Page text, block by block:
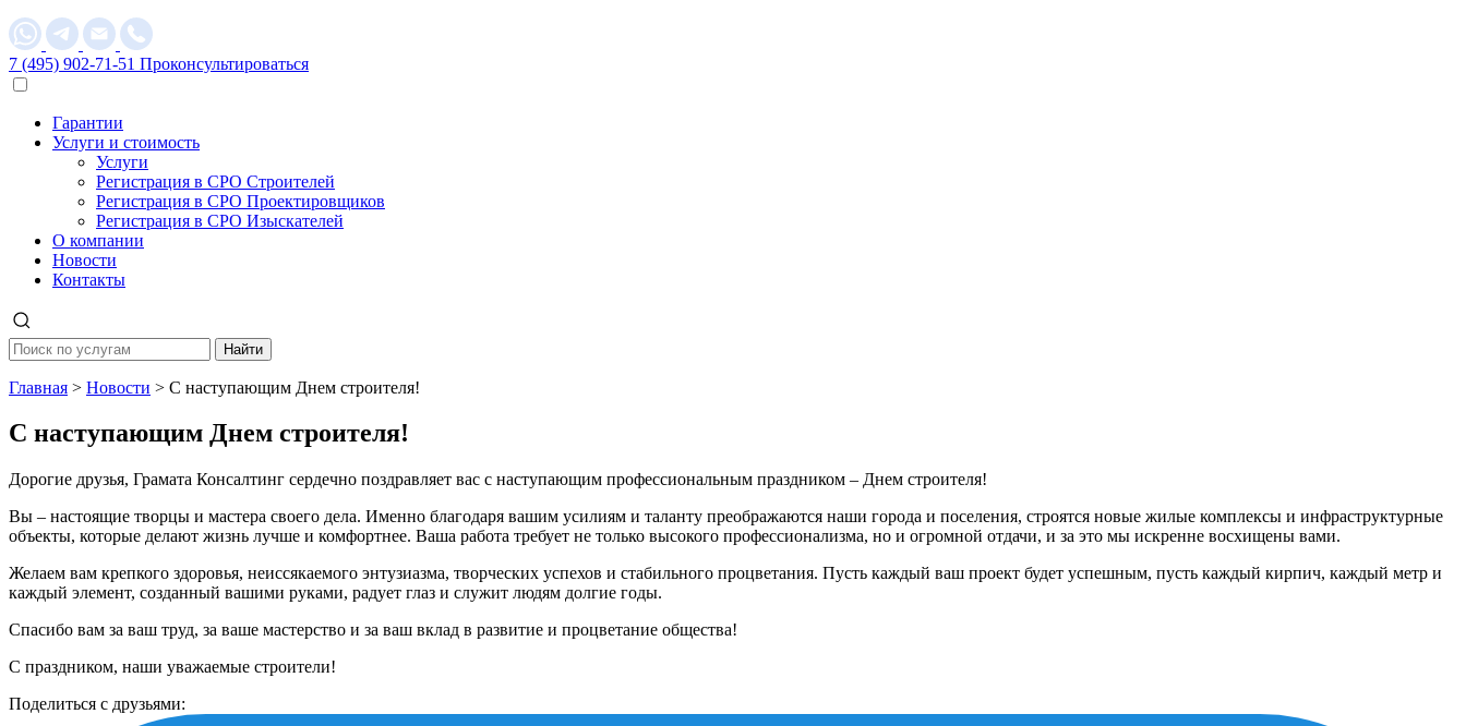
7 (495) 902-71-51 Проконсультироваться
Гарантии
Услуги и стоимость
Услуги
Регистрация в СРО Строителей
Регистрация в СРО Проектировщиков
Регистрация в СРО Изыскателей
О компании
Новости
Контакты
Найти
Главная > Новости > С наступающим Днем строителя!
С наступающим Днем строителя!
Дорогие друзья, Грамата Консалтинг сердечно поздравляет вас с наступающим профессиональным праздником – Днем строителя!
Вы – настоящие творцы и мастера своего дела. Именно благодаря вашим усилиям и таланту преображаются наши города и поселения, строятся новые жилые комплексы и инфраструктурные
объекты, которые делают жизнь лучше и комфортнее. Ваша работа требует не только высокого профессионализма, но и огромной отдачи, и за это мы искренне восхищены вами.
Желаем вам крепкого здоровья, неиссякаемого энтузиазма, творческих успехов и стабильного процветания. Пусть каждый ваш проект будет успешным, пусть каждый кирпич, каждый метр и
каждый элемент, созданный вашими руками, радует глаз и служит людям долгие годы.
Спасибо вам за ваш труд, за ваше мастерство и за ваш вклад в развитие и процветание общества!
С праздником, наши уважаемые строители!
Поделиться с друзьями: